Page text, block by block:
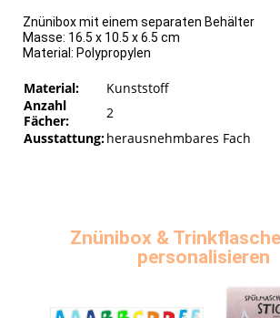
Znünibox mit einem separaten Behälter
Masse: 16.5 x 10.5 x 6.5 cm
Material: Polypropylen
Material:
Kunststoff
Anzahl
Fächer:
2
Ausstattung:herausnehmbares Fach
Znünibox &
personalisieren